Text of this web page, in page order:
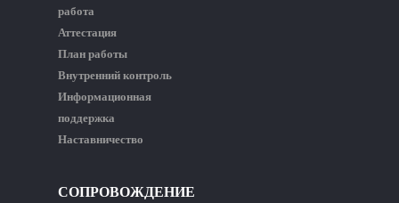
работа
Аттестация
План работы
Внутренний контроль
Информационная
поддержка
Наставничество
СОПРОВОЖДЕНИЕ